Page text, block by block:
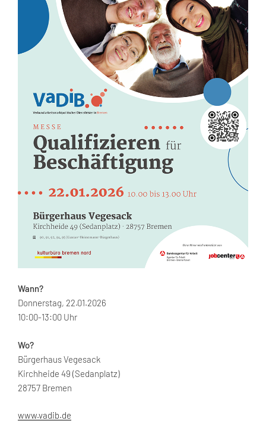
Wann?
Donnerstag, 22.01.2026
10:00-13:00 Uhr
Wo?
Bürgerhaus Vegesack
Kirchheide 49 (Sedanplatz)
28757 Bremen
www.vadib.de